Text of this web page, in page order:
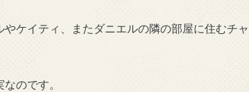
ケイティ、またダニエルの隣の部屋に住むチャ
のです。